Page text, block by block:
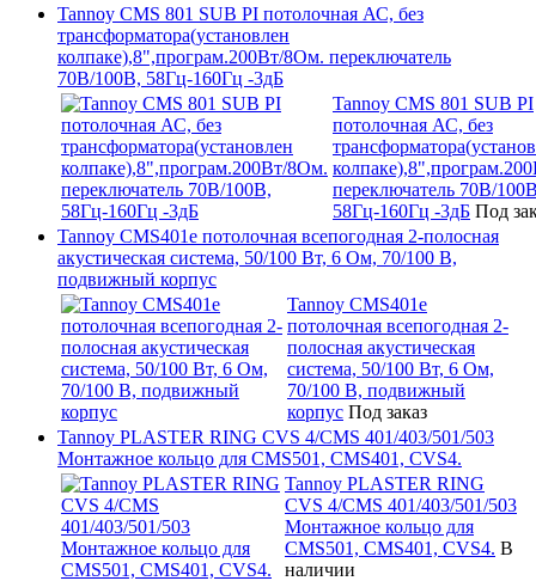
Tannoy CMS 801 SUB PI потолочная АС, без
трансформатора(установлен
колпаке),8",програм.200Вт/8Ом. переключатель
70В/100В, 58Гц-160Гц -3дБ
Tannoy CMS 801 SUB PI
потолочная АС, без
переключатель 70В/
58Гц-160Гц -3дБ Под
Tannoy CMS401e потолочная всепогодная 2-полосная
акустическая система, 50/100 Вт, 6 Ом, 70/100 В,
подвижный корпус
Tannoy CMS401e
потолочная всепогодная 2-
полосная акустическая
система, 50/100 Вт, 6 Ом,
70/100 В, подвижный
корпус Под заказ
Tannoy PLASTER RING CVS 4/CMS 401/403/501/503
Монтажное кольцо для CMS501, CMS401, CVS4.
Tannoy PLASTER RING
CVS 4/CMS 401/403/501/503
Монтажное кольцо для
CMS501, CMS401, CVS4. В
наличии